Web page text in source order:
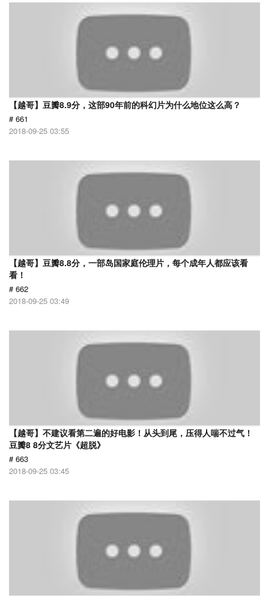
【越哥】豆瓣8.9分，这部90年前的科幻片为什么地位这么高？
# 661
2018-09-25 03:55
【越哥】豆瓣8.8分，一部岛国家庭伦理片，每个成年人都应该看
看！
# 662
2018-09-25 03:49
【越哥】不建议看第二遍的好电影！从头到尾，压得人喘不过气！
豆瓣8 8分文艺片《超脱》
# 663
2018-09-25 03:45